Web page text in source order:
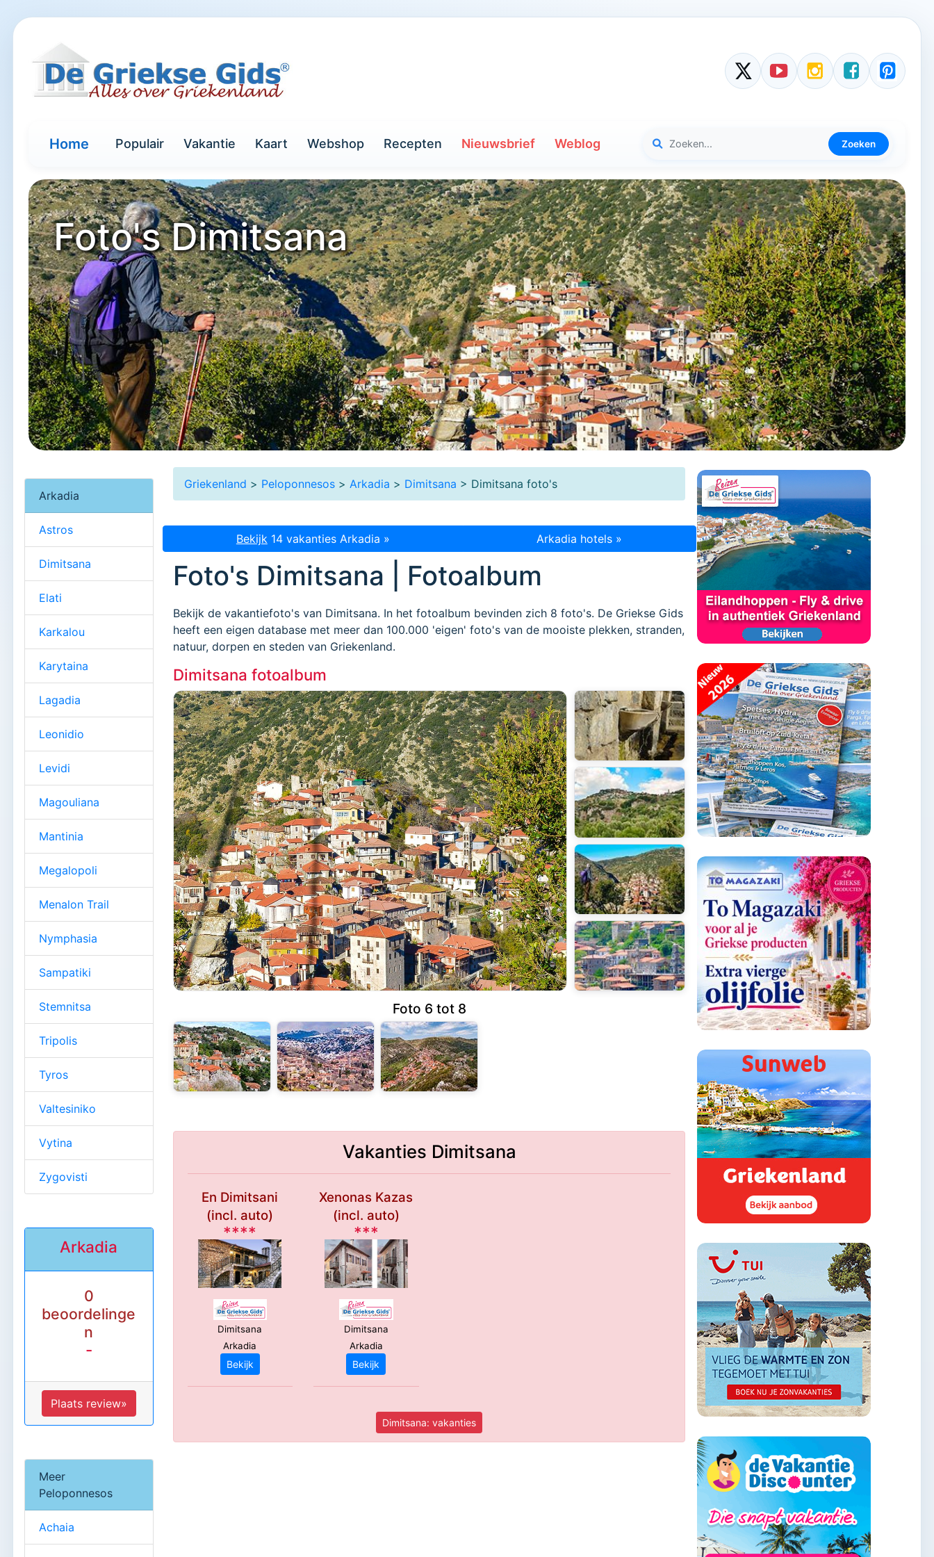
Home Populair Vakantie Kaart Webshop Recepten Nieuwsbrief Weblog Zoeken
Foto's Dimitsana
Griekenland > Peloponnesos> Arkadia > Dimitsana > Dimitsana foto's
Bekijk 14 vakanties Arkadia » Arkadia hotels »
Foto's Dimitsana | Fotoalbum
Bekijk de vakantiefoto's van Dimitsana. In het fotoalbum bevinden zich 8 foto's. De Griekse Gids
heeft een eigen database met meer dan 100.000 'eigen' foto's van de mooiste plekken, stranden,
natuur, dorpen en steden van Griekenland.
Dimitsana fotoalbum
Foto 6 tot 8
Vakanties Dimitsana
En Dimitsani
(incl. auto)
****
Dimitsana
Arkadia
Bekijk
Xenonas Kazas
(incl. auto)
***
Dimitsana
Arkadia
Bekijk
Dimitsana: vakanties
Arkadia
Astros
Dimitsana
Elati
Karkalou
Karytaina
Lagadia
Leonidio
Levidi
Magouliana
Mantinia
Megalopoli
Menalon Trail
Nymphasia
Sampatiki
Stemnitsa
Tripolis
Tyros
Valtesiniko
Vytina
Zygovisti
Arkadia
0
beoordelinge
n
-
Plaats review»
Meer
Peloponnesos
Achaia